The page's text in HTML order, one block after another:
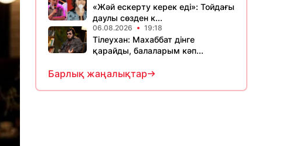
«Жәй ескерту керек еді»: Тойдағы
даулы сөзден к...
06.08.2026 19:18
Тілеухан: Махаббат дінге
қарайды, балаларым кәп...
Барлық жаңалықтар